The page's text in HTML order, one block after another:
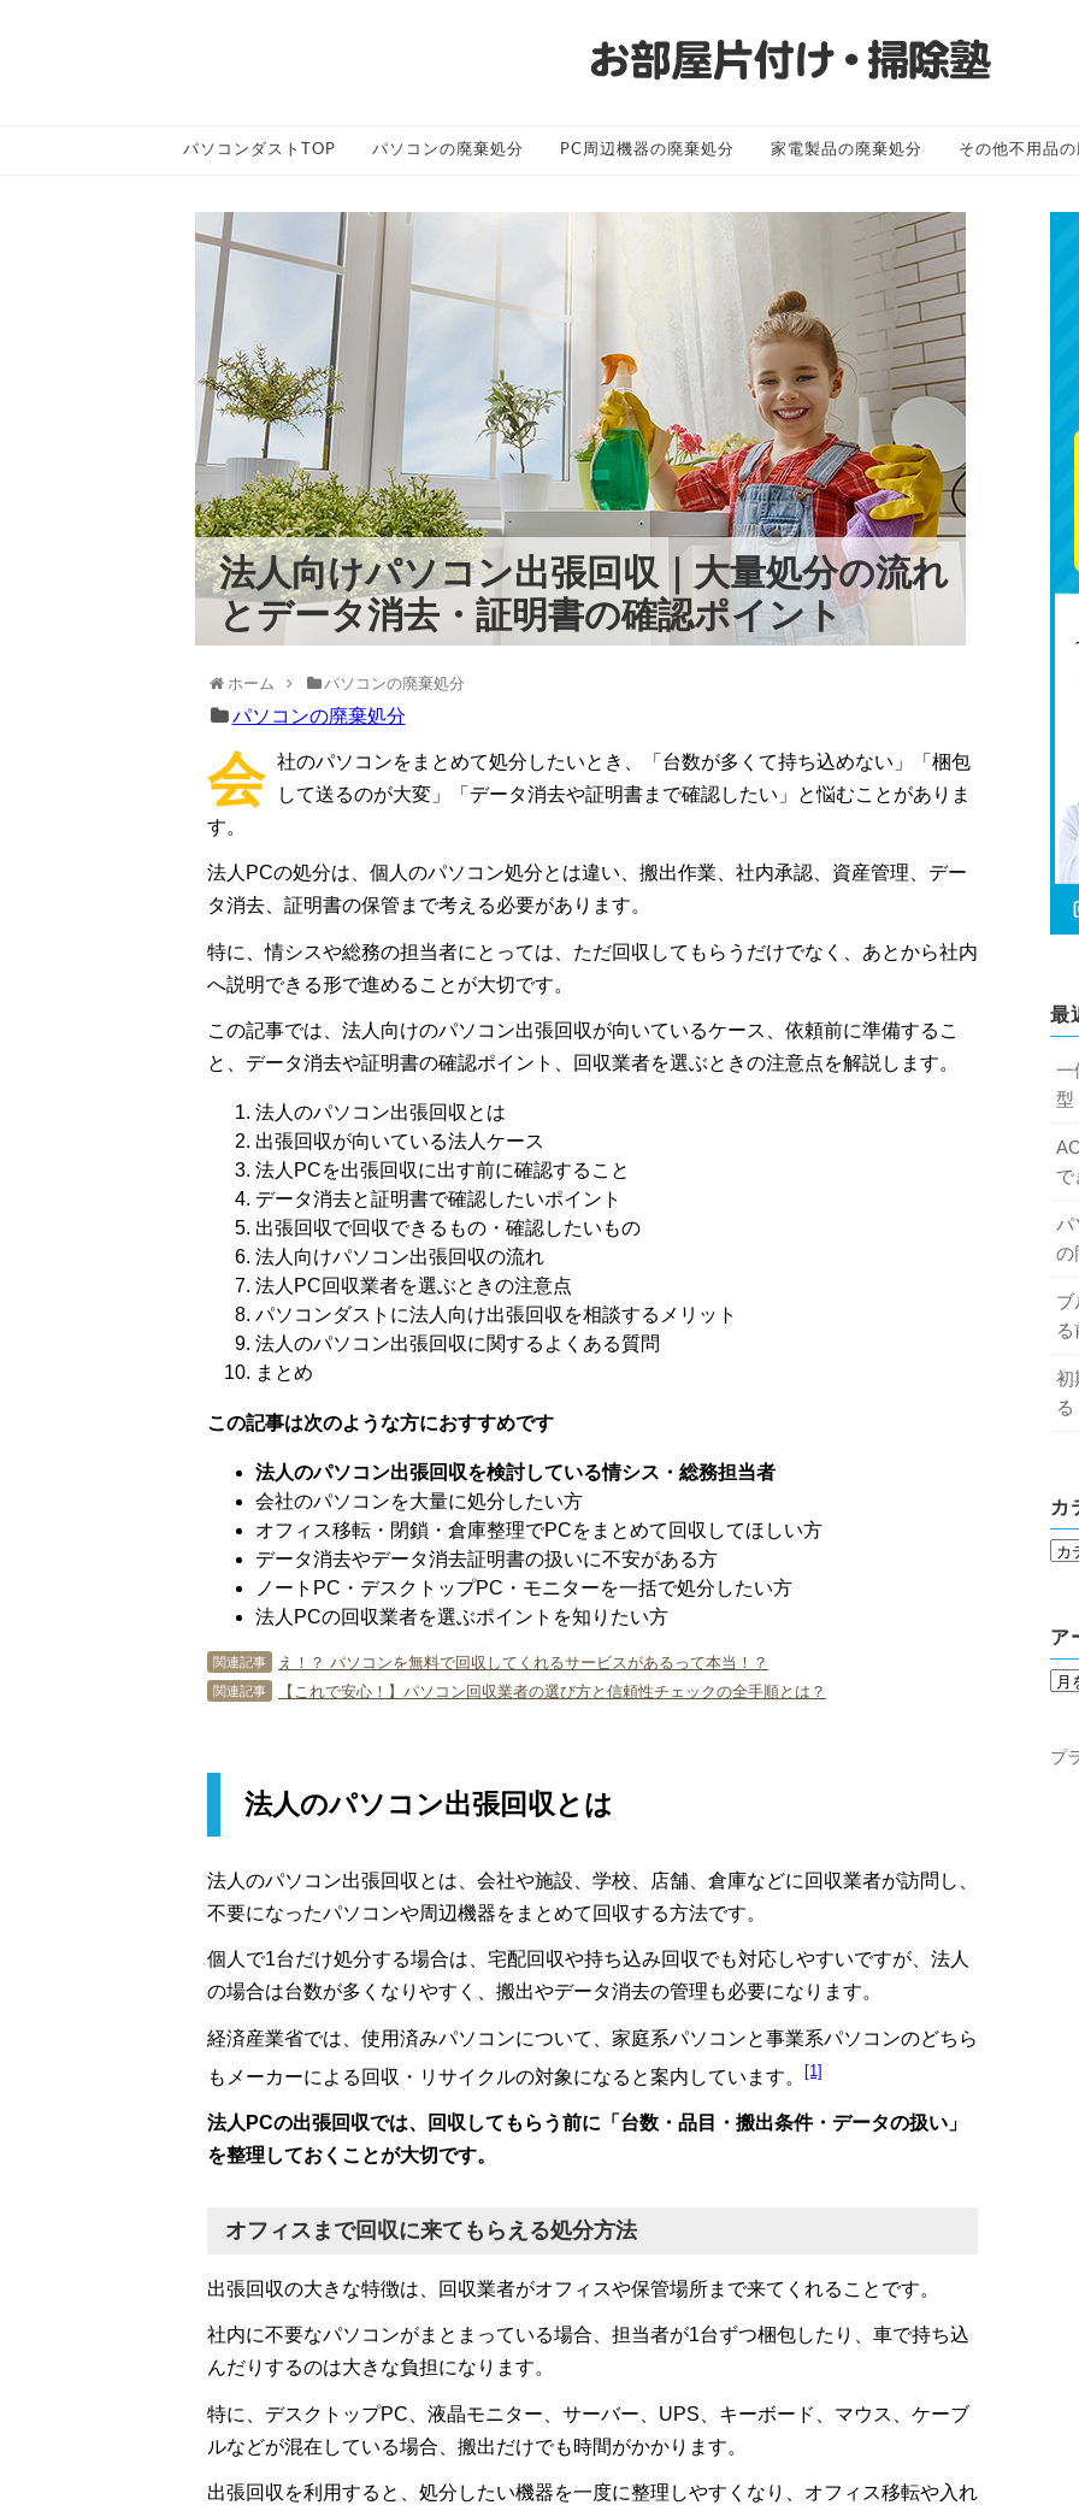
パソコンダストTOP パソコンの廃棄処分 PC周辺機器の廃棄処分 家電製品の廃棄処分 その他不用品
法人向けパソコン出張回収｜大量処分の流れ
とデータ消去・証明書の確認ポイント
ホーム パソコンの廃棄処分
パソコンの廃棄処分
会 社のパソコンをまとめて処分したいとき、「台数が多くて持ち込めない」「梱包
して送るのが大変」「データ消去や証明書まで確認したい」と悩むことがありま
す。
法人PCの処分は、個人のパソコン処分とは違い、搬出作業、社内承認、資産管理、デー
タ消去、証明書の保管まで考える必要があります。
特に、情シスや総務の担当者にとっては、ただ回収してもらうだけでなく、あとから社内
へ説明できる形で進めることが大切です。
この記事では、法人向けのパソコン出張回収が向いているケース、依頼前に準備するこ
と、データ消去や証明書の確認ポイント、回収業者を選ぶときの注意点を解説します。
法人のパソコン出張回収とは
出張回収が向いている法人ケース
法人PCを出張回収に出す前に確認すること
データ消去と証明書で確認したいポイント
出張回収で回収できるもの・確認したいもの
法人向けパソコン出張回収の流れ
法人PC回収業者を選ぶときの注意点
パソコンダストに法人向け出張回収を相談するメリット
法人のパソコン出張回収に関するよくある質問
まとめ
この記事は次のような方におすすめです
法人のパソコン出張回収を検討している情シス・総務担当者
会社のパソコンを大量に処分したい方
オフィス移転・閉鎖・倉庫整理でPCをまとめて回収してほしい方
データ消去やデータ消去証明書の扱いに不安がある方
ノートPC・デスクトップPC・モニターを一括で処分したい方
法人PCの回収業者を選ぶポイントを知りたい方
関連記事 え！？ パソコンを無料で回収してくれるサービスがあるって本当！？
関連記事 【これで安心！】パソコン回収業者の選び方と信頼性チェックの全手順とは？
法人のパソコン出張回収とは
法人のパソコン出張回収とは、会社や施設、学校、店舗、倉庫などに回収業者が訪問し、
不要になったパソコンや周辺機器をまとめて回収する方法です。
個人で1台だけ処分する場合は、宅配回収や持ち込み回収でも対応しやすいですが、法人
の場合は台数が多くなりやすく、搬出やデータ消去の管理も必要になります。
経済産業省では、使用済みパソコンについて、家庭系パソコンと事業系パソコンのどちら
もメーカーによる回収・リサイクルの対象になると案内しています。
[1]
法人PCの出張回収では、回収してもらう前に「台数・品目・搬出条件・データの扱い」
を整理しておくことが大切です。
オフィスまで回収に来てもらえる処分方法
出張回収の大きな特徴は、回収業者がオフィスや保管場所まで来てくれることです。
社内に不要なパソコンがまとまっている場合、担当者が1台ずつ梱包したり、車で持ち込
んだりするのは大きな負担になります。
特に、デスクトップPC、液晶モニター、サーバー、UPS、キーボード、マウス、ケーブ
ルなどが混在している場合、搬出だけでも時間がかかります。
出張回収を利用すると、処分したい機器を一度に整理しやすくなり、オフィス移転や入れ
最
一
型
で
パ
の
ブ
初
カ
ア
プ